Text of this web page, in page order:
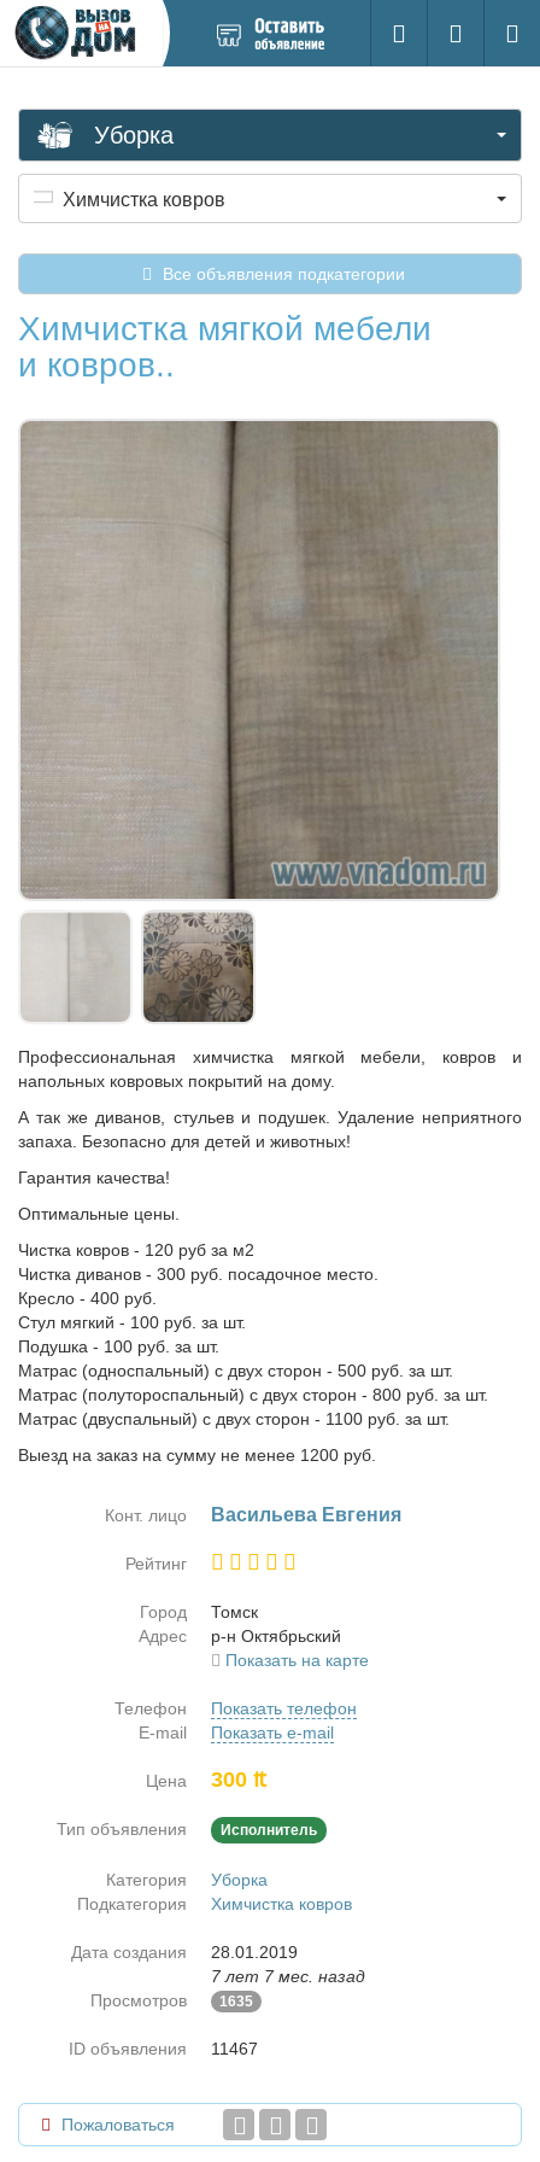
новое
Поиск
Вход на
Уборка
Химчистка ковров
Все объявления подкатегории
Химчистка мягкой мебели
и ковров..
Профессиональная химчистка мягкой мебели, ковров и
напольных ковровых покрытий на дому.
А так же диванов, стульев и подушек. Удаление неприятного
запаха. Безопасно для детей и животных!
Гарантия качества!
Оптимальные цены.
Чистка ковров - 120 руб за м2
Чистка диванов - 300 руб. посадочное место.
Кресло - 400 руб.
Стул мягкий - 100 руб. за шт.
Подушка - 100 руб. за шт.
Матрас (односпальный) с двух сторон - 500 руб. за шт.
Матрас (полутороспальный) с двух сторон - 800 руб. за шт.
Матрас (двуспальный) с двух сторон - 1100 руб. за шт.
Выезд на заказ на сумму не менее 1200 руб.
Конт. лицо Ва­си­лье­ва Ев­ге­ния
Рейтинг
Город
Томск
Адрес
р-н Ок­тябрь­ский
Показать на карте
Телефон
Показать телефон
E-mail
Показать e-mail
Цена 300 ₶
Тип объявления Исполнитель
Категория
Уборка
Подкатегория
Химчистка ковров
Дата создания
28.01.2019
7 лет 7 мес. назад
Просмотров
1635
ID объявления 11467
Пожаловаться